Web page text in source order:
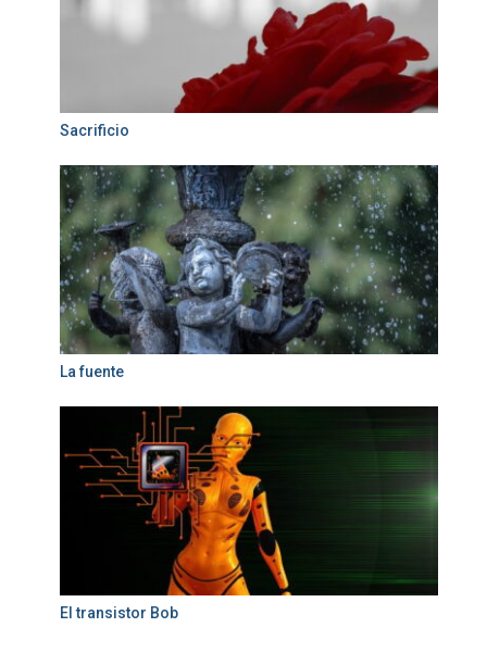
Sacrificio
La fuente
El transistor Bob